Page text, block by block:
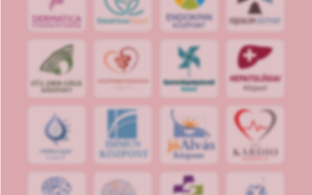
IMMUN
KÖZPONT
jóAlvás
Központ